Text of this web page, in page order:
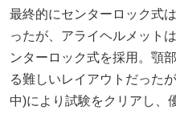
最終的にセンターロック式
ったが、アライヘルメット
ンターロック式を採用。顎
る難しいレイアウトだった
中)により試験をクリアし、